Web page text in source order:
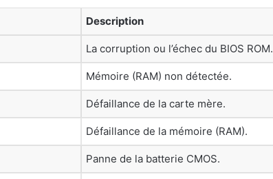
Description
La corruption ou l’échec du BIOS ROM.
Mémoire (RAM) non détectée.
Défaillance de la carte mère.
Défaillance de la mémoire (RAM).
Panne de la batterie CMOS.